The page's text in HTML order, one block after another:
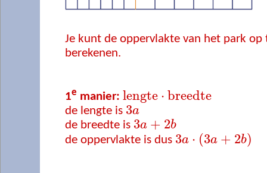
Je kunt de oppervlakte van het park op
berekenen.
1e manier: lengte ⋅ breedte
de lengte is 3a
de breedte is 3a + 2b
de oppervlakte is dus 3a ⋅ (3a + 2b)